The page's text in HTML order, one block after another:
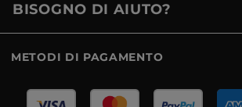
BISOGNO DI AIUTO?
METODI DI PAGAMENTO